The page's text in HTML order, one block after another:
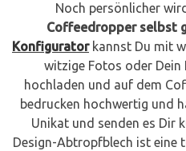
Noch persönlicher
Coffeedropper selbst
Konfiguratorkannst Du mit
witzige Fotos oder Dein
hochladen und auf dem
bedrucken hochwertig und
Unikat und senden es Dir
Design-Abtropfblech ist eine